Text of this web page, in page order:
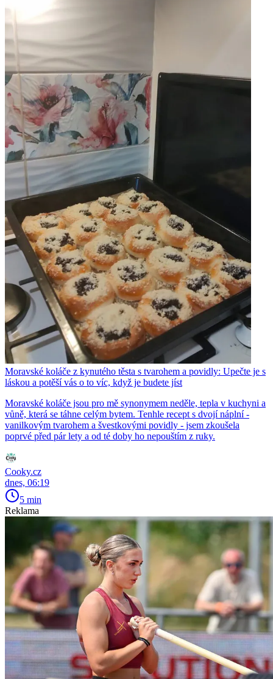
Moravské koláče z kynutého těsta s tvarohem a povidly: Upečte je s
láskou a potěší vás o to víc, když je budete jíst
Moravské koláče jsou pro mě synonymem neděle, tepla v kuchyni a
vůně, která se táhne celým bytem. Tenhle recept s dvojí náplní -
vanilkovým tvarohem a švestkovými povidly - jsem zkoušela
poprvé před pár lety a od té doby ho nepouštím z ruky.
Cooky.cz
dnes, 06:19
5 min
Reklama